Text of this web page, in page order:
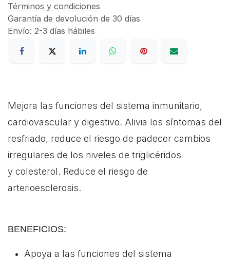
Términos y condiciones
Garantía de devolución de 30 días
Envío: 2-3 días hábiles
Mejora las funciones del sistema inmunitario,
cardiovascular y digestivo. Alivia los síntomas del
resfriado, reduce el riesgo de padecer cambios
irregulares de los niveles de triglicéridos
y colesterol. Reduce el riesgo de
arterioesclerosis.
BENEFICIOS:
Apoya a las funciones del sistema